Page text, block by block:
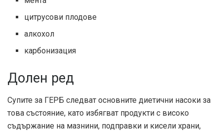
цитрусови плодове
алкохол
карбонизация
Долен ред
Супите за ГЕРБ следват основните диетични насоки за
това състояние, като избягват продукти с високо
съдържание на мазнини, подправки и кисели храни,